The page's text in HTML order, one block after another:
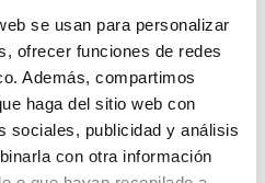
se usan para personalizar
ofrecer funciones de redes
Además, compartimos
haga del sitio web con
sociales, publicidad y análisis
con otra información
no te atreves con series con
optar por ver dibujos
hablan va dirigida a los
cortas, con palabras clave
sencillas. ¡Vuelve a la